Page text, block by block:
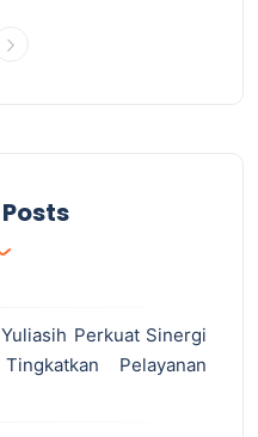
Perkuat Sinergi
Pelayanan